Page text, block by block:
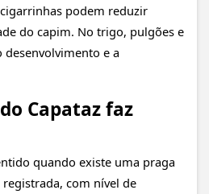
podem reduzir
do capim. No trigo, pulgões e
e a
Capataz faz
quando existe uma praga
com nível de